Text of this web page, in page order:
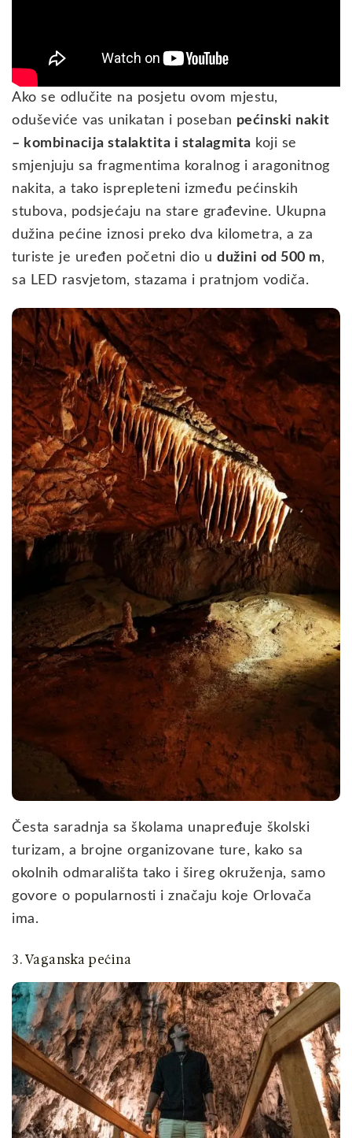
Ako se odlučite na posjetu ovom mjestu,
oduševiće vas unikatan i poseban pećinski nakit
– kombinacija stalaktita i stalagmita koji se
smjenjuju sa fragmentima koralnog i aragonitnog
nakita, a tako isprepleteni između pećinskih
stubova, podsjećaju na stare građevine. Ukupna
dužina pećine iznosi preko dva kilometra, a za
turiste je uređen početni dio u dužini od 500 m,
sa LED rasvjetom, stazama i pratnjom vodiča.
Česta saradnja sa školama unapređuje školski
turizam, a brojne organizovane ture, kako sa
okolnih odmarališta tako i šireg okruženja, samo
govore o popularnosti i značaju koje Orlovača
ima.
3. Vaganska pećina